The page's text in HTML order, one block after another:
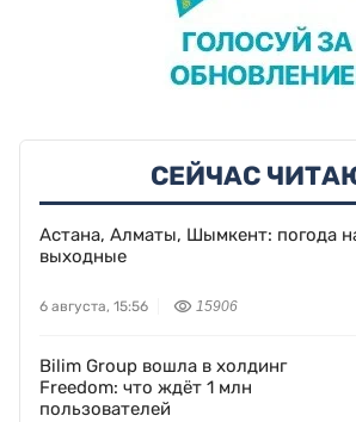
СЕЙЧАС
Астана, Алматы, Шымкент: погода
выходные
6 августа, 15:56 15906
Bilim Group вошла в холдинг
Freedom: что ждёт 1 млн
пользователей